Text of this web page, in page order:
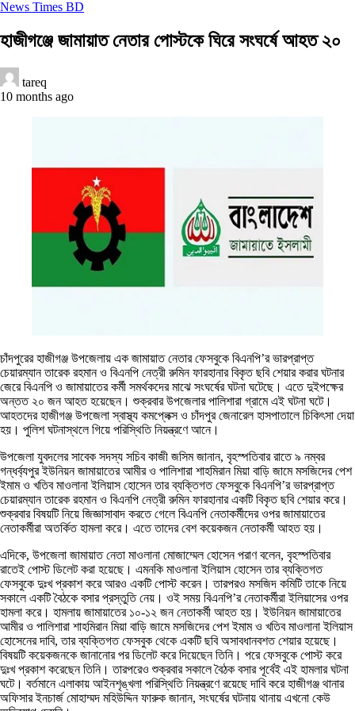
News Times BD
হাজীগঞ্জে জামায়াত নেতার পোস্টকে ঘিরে সংঘর্ষে আহত ২০
tareq
10 months ago
চাঁদপুরের হাজীগঞ্জ উপজেলায় এক জামায়াত নেতার ফেসবুকে বিএনপি’র ভারপ্রাপ্ত
চেয়ারম্যান তারেক রহমান ও বিএনপি নেত্রী রুমিন ফারহানার বিকৃত ছবি শেয়ার করার ঘটনার
জেরে বিএনপি ও জামায়াতের কর্মী সমর্থকদের মাঝে সংঘর্ষের ঘটনা ঘটেছে। এতে দুইপক্ষের
অন্তত ২০ জন আহত হয়েছেন। শুক্রবার উপজেলার পালিশারা গ্রামে এই ঘটনা ঘটে।
আহতদের হাজীগঞ্জ উপজেলা স্বাস্থ্য কমপ্লেক্স ও চাঁদপুর জেনারেল হাসপাতালে চিকিৎসা দেয়া
হয়। পুলিশ ঘটনাস্থলে গিয়ে পরিস্থিতি নিয়ন্ত্রণে আনে।
উপজেলা যুবদলের সাবেক সদস্য সচিব কাজী জসিম জানান, বৃহস্পতিবার রাতে ৯ নম্বর
গন্ধর্ব্যপুর ইউনিয়ন জামায়াতের আমীর ও পালিশারা শাহমিরান মিয়া বাড়ি জামে মসজিদের পেশ
ইমাম ও খতিব মাওলানা ইলিয়াস হোসেন তার ব্যক্তিগত ফেসবুকে বিএনপি’র ভারপ্রাপ্ত
চেয়ারম্যান তারেক রহমান ও বিএনপি নেত্রী রুমিন ফারহানার একটি বিকৃত ছবি শেয়ার করে।
শুক্রবার বিষয়টি নিয়ে জিজ্ঞাসাবাদ করতে গেলে বিএনপি নেতাকর্মীদের ওপর জামায়াতের
নেতাকর্মীরা অতর্কিত হামলা করে। এতে তাদের বেশ কয়েকজন নেতাকর্মী আহত হয়।
এদিকে, উপজেলা জামায়াত নেতা মাওলানা মোজাম্মেল হোসেন পরাণ বলেন, বৃহস্পতিবার
রাতেই পোস্ট ডিলেট করা হয়েছে। এমনকি মাওলানা ইলিয়াস হোসেন তার ব্যক্তিগত
ফেসবুকে দুঃখ প্রকাশ করে আরও একটি পোস্ট করেন। তারপরও মসজিদ কমিটি তাকে নিয়ে
সকালে একটি বৈঠকে বসার প্রস্তুতি নেয়। ওই সময় বিএনপি’র নেতাকর্মীরা ইলিয়াসের ওপর
হামলা করে। হামলায় জামায়াতের ১০-১২ জন নেতাকর্মী আহত হয়। ইউনিয়ন জামায়াতের
আমীর ও পালিশারা শাহমিরান মিয়া বাড়ি জামে মসজিদের পেশ ইমাম ও খতিব মাওলানা ইলিয়াস
হোসেনের দাবি, তার ব্যক্তিগত ফেসবুক থেকে একটি ছবি অসাবধানবশত শেয়ার হয়েছে।
বিষয়টি কয়েকজনকে জানানোর পর ডিলেট করে দিয়েছেন তিনি। পরে ফেসবুকে পোস্ট করে
দুঃখ প্রকাশ করেছেন তিনি। তারপরেও শুক্রবার সকালে বৈঠক বসার পূর্বেই এই হামলার ঘটনা
ঘটে। বর্তমানে এলাকায় আইনশৃঙ্খলা পরিস্থিতি নিয়ন্ত্রণে রয়েছে দাবি করে হাজীগঞ্জ থানার
অফিসার ইনচার্জ মোহাম্মদ মহিউদ্দিন ফারুক জানান, সংঘর্ষের ঘটনায় থানায় এখনো কেউ